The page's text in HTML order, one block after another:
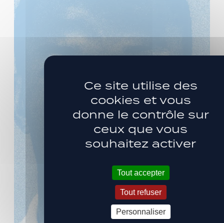
Ce site utilise des
cookies et vous
donne le contrôle sur
ceux que vous
souhaitez activer
Tout accepter
Tout refuser
Personnaliser